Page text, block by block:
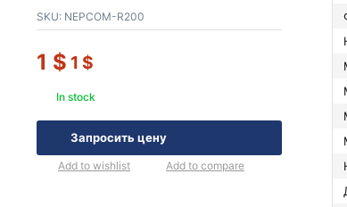
SKU: NEPCOM-R200
1 $ 1 $
In stock
Запросить цену
Add to wishlist Add to compare